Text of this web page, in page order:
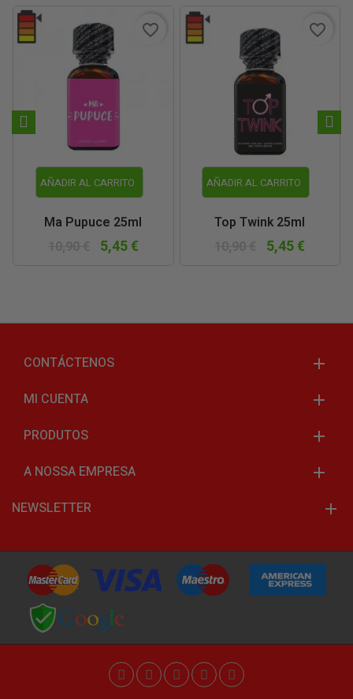
AÑADIR AL CARRITO
Ma Pupuce 25ml
5,45 €
favorite_border
AÑADIR AL CARRITO
Top Twink 25ml
5,45 €
favorite_border
CONTÁCTENOS
MI CUENTA
PRODUTOS
A NOSSA EMPRESA
NEWSLETTER